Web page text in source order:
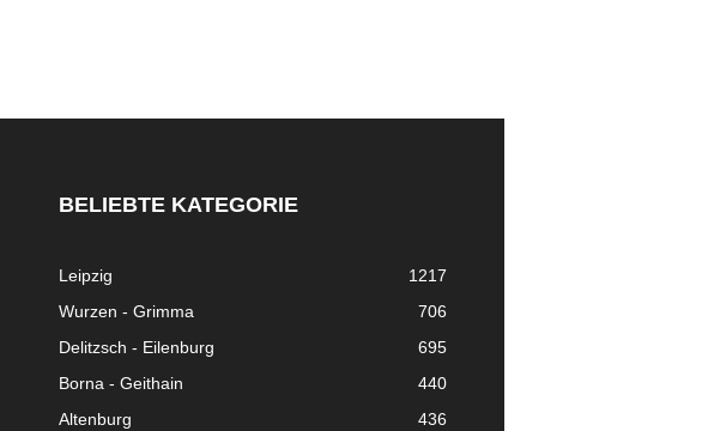
BELIEBTE KATEGORIE
Leipzig
1217
Wurzen - Grimma
706
Delitzsch - Eilenburg
695
Borna - Geithain
440
Altenburg
436